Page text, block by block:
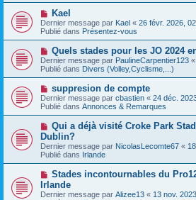
s
s
a
g
e
e
a
u
m
e
s
s
a
g
N
o
u
v
a
u
m
e
s
s
a
g
e
Kael
Dernier message par Kael « 26 févr. 2026,
Publié dans Présentez-vous
N
o
u
v
a
u
m
e
s
s
a
g
e
Quels stades pour les JO 2024
Dernier message par PaulineCarpentier123 «
Publié dans Divers (Volley,Cyclisme,...)
N
o
u
v
a
u
m
e
s
s
a
g
e
suppresion de compte
Dernier message par cbastien « 24 déc.
Publié dans Annonces & Remarques
N
u
v
e
a
u
m
e
Qui a déjà visité Croke Park
Dublin?
Dernier message par NicolasLecomte67 «
Publié dans Irlande
N
o
u
v
Stades incontournables du
Irlande
Dernier message par Alizee13 « 13 nov.